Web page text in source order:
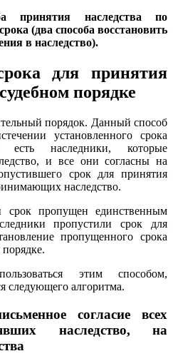
принятия наследствапо
(два способа восстановить
в наследство).
для принятия
порядке
порядок. Данный способ
установленного срока
наследники, которые
и все они согласны на
срок для принятия
наследство.
срок пропущен единственным
пропустили срок для
пропущенного срока
этим способом,
следующего алгоритма.
согласие всех
наследство, на